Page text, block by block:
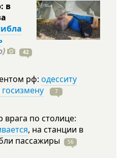
в
42
рф: одесситу
7
по столице:
, на станции в
пассажиры 56